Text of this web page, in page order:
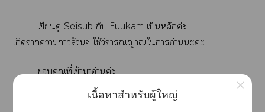
เขียนคู่ Seisub กับ Fuukam เป็นหลักค่ะ
เกิดาาาล้วนๆ ใช้วิจารณญาณใาอ่านะะ
คุณที่เข้าาอ่านค่ะ
เนื้อหาสำหรับผู้ใหญ่
×